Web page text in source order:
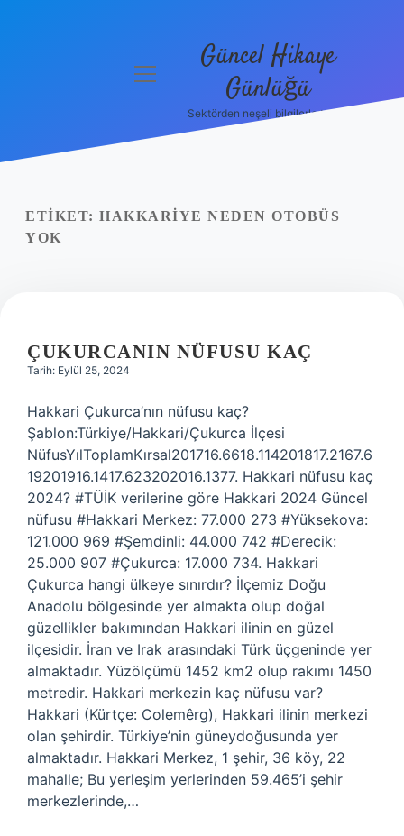
Yasal Uyarı
menüyü
Güncel Hikaye
Günlüğü
Sektörden neşeli bilgilerle tanış!
ETIKET: HAKKARIYE NEDEN OTOBÜS
YOK
ÇUKURCANIN NÜFUSU KAÇ
Tarih: Eylül 25, 2024
Hakkari Çukurca’nın nüfusu kaç?
Şablon:Türkiye/Hakkari/Çukurca İlçesi
NüfusYılToplamKırsal201716.6618.114201817.2167.6
19201916.1417.623202016.1377. Hakkari nüfusu kaç
2024? #TÜİK verilerine göre Hakkari 2024 Güncel
nüfusu #Hakkari Merkez: 77.000 273 #Yüksekova:
121.000 969 #Şemdinli: 44.000 742 #Derecik:
25.000 907 #Çukurca: 17.000 734. Hakkari
Çukurca hangi ülkeye sınırdır? İlçemiz Doğu
Anadolu bölgesinde yer almakta olup doğal
güzellikler bakımından Hakkari ilinin en güzel
ilçesidir. İran ve Irak arasındaki Türk üçgeninde yer
almaktadır. Yüzölçümü 1452 km2 olup rakımı 1450
metredir. Hakkari merkezin kaç nüfusu var?
Hakkari (Kürtçe: Colemêrg), Hakkari ilinin merkezi
olan şehirdir. Türkiye’nin güneydoğusunda yer
almaktadır. Hakkari Merkez, 1 şehir, 36 köy, 22
mahalle; Bu yerleşim yerlerinden 59.465’i şehir
merkezlerinde,…